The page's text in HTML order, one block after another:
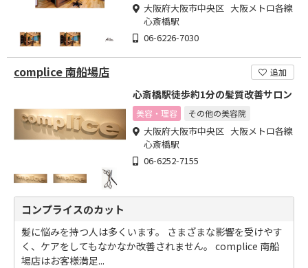
大阪府大阪市中央区 大阪メトロ各線
心斎橋駅
06-6226-7030
complice 南船場店 追加
心斎橋駅徒歩約1分の髪質改善サロン
美容・理容 その他の美容院
大阪府大阪市中央区 大阪メトロ各線
心斎橋駅
06-6252-7155
コンプライスのカット
髪に悩みを持つ人は多くいます。 さまざまな影響を受けやす
く、ケアをしてもなかなか改善されません。 complice 南船
場店はお客様満足...